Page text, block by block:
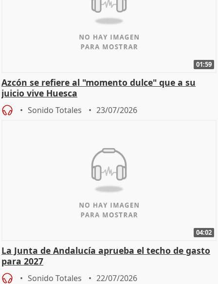
01:59
Azcón se refiere al "momento dulce" que a su
juicio vive Huesca
Sonido Totales 23/07/2026
04:02
La Junta de Andalucía aprueba el techo de gasto
para 2027
Sonido Totales 22/07/2026